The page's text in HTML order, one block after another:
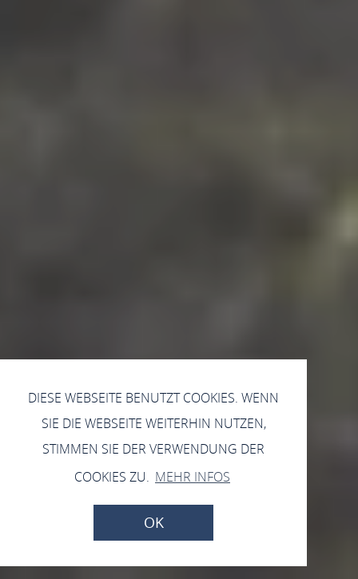
DIESE WEBSEITE BENUTZT COOKIES. WENN
SIE DIE WEBSEITE WEITERHIN NUTZEN,
STIMMEN SIE DER VERWENDUNG DER
COOKIES ZU. MEHR INFOS
OK